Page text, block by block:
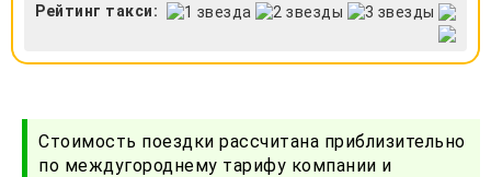
Рейтинг такси:
Стоимость поездки рассчитана приблизительно
по междугороднему тарифу компании и